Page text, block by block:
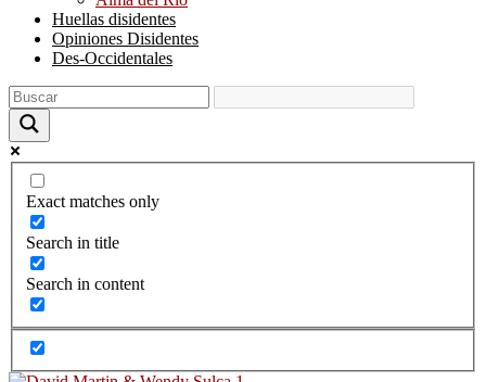
Huellas disidentes
Opiniones Disidentes
Des-Occidentales
Exact matches only
Search in title
Search in content